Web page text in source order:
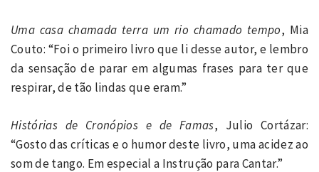
Uma casa chamada terra um rio chamado tempo, Mia
Couto: “Foi o primeiro livro que li desse autor, e lembro
da sensação de parar em algumas frases para ter que
respirar, de tão lindas que eram.”
Histórias de Cronópios e de Famas, Julio Cortázar:
“Gosto das críticas e o humor deste livro, uma acidez ao
som de tango. Em especial a Instrução para Cantar.”